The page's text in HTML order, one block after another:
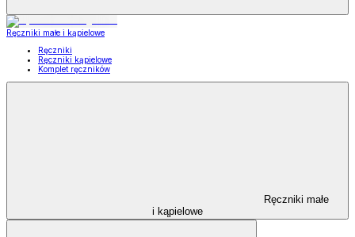
Ręczniki małe i kąpielowe
Ręczniki
Ręczniki kąpielowe
Komplet ręczników
Ręczniki małe
i kąpielowe